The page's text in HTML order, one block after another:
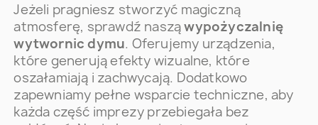
Jeżeli pragniesz stworzyć magiczną
atmosferę, sprawdź nasząwypożyczalnię
wytwornic dymu. Oferujemy urządzenia,
które generują efekty wizualne, które
oszałamiają i zachwycają. Dodatkowo
zapewniamy pełne wsparcie techniczne, aby
każda część imprezy przebiegała bez